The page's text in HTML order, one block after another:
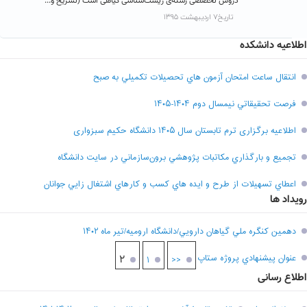
تاریخ۷ اردیبهشت ۱۳۹۵
اطلاعیه دانشکده
انتقال ساعت امتحان آزمون هاي تحصيلات تکميلي به صبح
فرصت تحقيقاتي نیمسال دوم ۱۴۰۴-۱۴۰۵
اطلاعیه برگزاری ترم تابستان سال ۱۴۰۵ دانشگاه حکیم سبزواری
تجميع و بارگذاري مکاتبات پژوهشي برون‌سازماني در سايت دانشگاه
اعطاي تسهيلات از طرح و ايده هاي کسب و کارهاي اشتغال زايي جوانان
رویداد ها
دهمين کنگره ملي گياهان دارويي/دانشگاه اروميه/تير ماه ۱۴۰۲
عنوان پيشنهادي پروژه ستاپ
<< ۱ ۲
اطلاع رسانی